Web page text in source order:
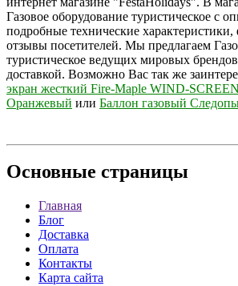
Газовое оборудование туристическое с
подробные технические
отзывы посетителей. Мы предлагаем
туристическое ведущих мировых
доставкой. Возможно Вас так же
экран жесткий Fire-Maple WIND-
Оранжевый или Баллон газовый
Основные страницы
Главная
Блог
Доставка
Оплата
Контакты
Карта сайта